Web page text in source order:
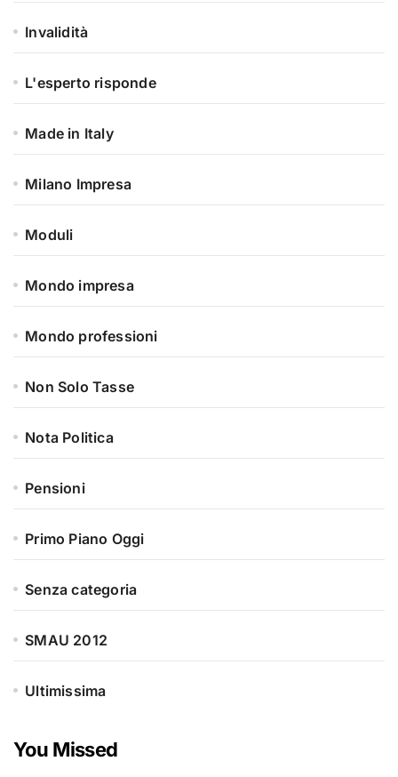
Invalidità
L'esperto risponde
Made in Italy
Milano Impresa
Moduli
Mondo impresa
Mondo professioni
Non Solo Tasse
Nota Politica
Pensioni
Primo Piano Oggi
Senza categoria
SMAU 2012
Ultimissima
You Missed